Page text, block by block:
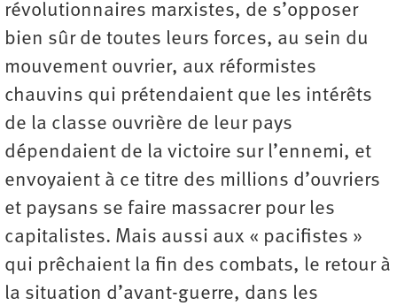
révolutionnaires marxistes, de s’opposer
bien sûr de toutes leurs forces, au sein du
mouvement ouvrier, aux réformistes
chauvins qui prétendaient que les intérêts
de la classe ouvrière de leur pays
dépendaient de la victoire sur l’ennemi, et
envoyaient à ce titre des millions d’ouvriers
et paysans se faire massacrer pour les
capitalistes. Mais aussi aux « pacifistes »
qui prêchaient la fin des combats, le retour à
la situation d’avant-guerre, dans les